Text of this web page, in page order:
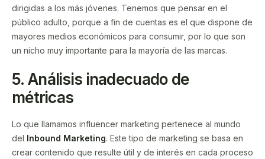
dirigidas a los más jóvenes. Tenemos que pensar en el
público adulto, porque a fin de cuentas es el que dispone de
mayores medios económicos para consumir, por lo que son
un nicho muy importante para la mayoría de las marcas.
5. Análisis inadecuado de
métricas
Lo que llamamos influencer marketing pertenece al mundo
del Inbound Marketing. Este tipo de marketing se basa en
crear contenido que resulte útil y de interés en cada proceso